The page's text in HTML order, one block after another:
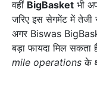
वहीं BigBasket भी
जरिए इस सेगमेंट में तेजी
अगर Biswas
बड़ा फायदा मिल
mile operations के